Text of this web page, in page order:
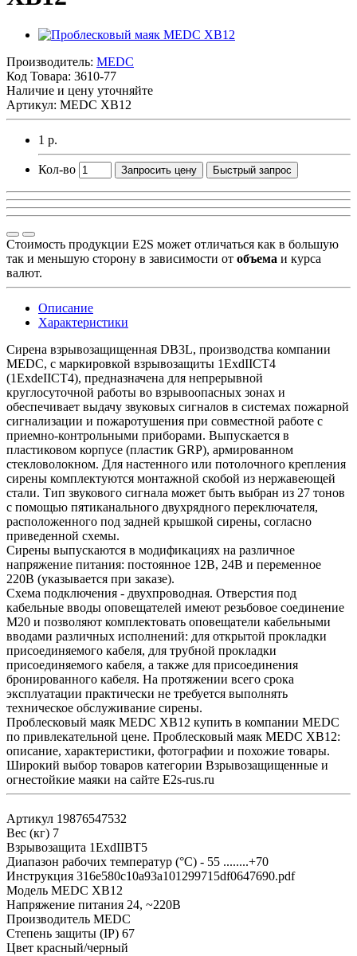
Производитель: MEDC
Код Товара: 3610-77
Наличие и цену уточняйте
Артикул: MEDC XB12
1 р.
Кол-во Запросить цену Быстрый запрос
Стоимость продукции E2S может отличаться как в большую
так и меньшую сторону в зависимости от объема и курса
валют.
Описание
Характеристики
Сирена взрывозащищенная DB3L, производства компании
MEDC, с маркировкой взрывозащиты 1ExdIICT4
(1ExdeIICT4), предназначена для непрерывной
круглосуточной работы во взрывоопасных зонах и
обеспечивает выдачу звуковых сигналов в системах пожарной
сигнализации и пожаротушения при совместной работе с
приемно-контрольными приборами. Выпускается в
пластиковом корпусе (пластик GRP), армированном
стекловолокном. Для настенного или потолочного крепления
сирены комплектуются монтажной скобой из нержавеющей
стали. Тип звукового сигнала может быть выбран из 27 тонов
с помощью пятиканального двухрядного переключателя,
расположенного под задней крышкой сирены, согласно
приведенной схемы.
Сирены выпускаются в модификациях на различное
напряжение питания: постоянное 12В, 24В и переменное
220В (указывается при заказе).
Схема подключения - двухпроводная. Отверстия под
кабельные вводы оповещателей имеют резьбовое соединение
М20 и позволяют комплектовать оповещатели кабельными
вводами различных исполнений: для открытой прокладки
присоединяемого кабеля, для трубной прокладки
присоединяемого кабеля, а также для присоединения
бронированного кабеля. На протяжении всего срока
эксплуатации практически не требуется выполнять
техническое обслуживание сирены.
Проблесковый маяк MEDC XB12 купить в компании MEDC
по привлекательной цене. Проблесковый маяк MEDC XB12:
описание, характеристики, фотографии и похожие товары.
Широкий выбор товаров категории Взрывозащищенные и
огнестойкие маяки на сайте E2s-rus.ru
Артикул 19876547532
Вес (кг) 7
Взрывозащита 1ExdIIBT5
Диапазон рабочих температур (°C) - 55 ........+70
Инструкция 316e580c10a93a101299715df0647690.pdf
Модель MEDC XB12
Напряжение питания 24, ~220В
Производитель MEDC
Степень защиты (IP) 67
Цвет красный/черный